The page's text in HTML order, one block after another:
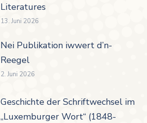
Literatures
13. Juni 2026
Nei Publikation iwwert d’n-
Reegel
2. Juni 2026
Geschichte der Schriftwechsel im
„Luxemburger Wort“ (1848-